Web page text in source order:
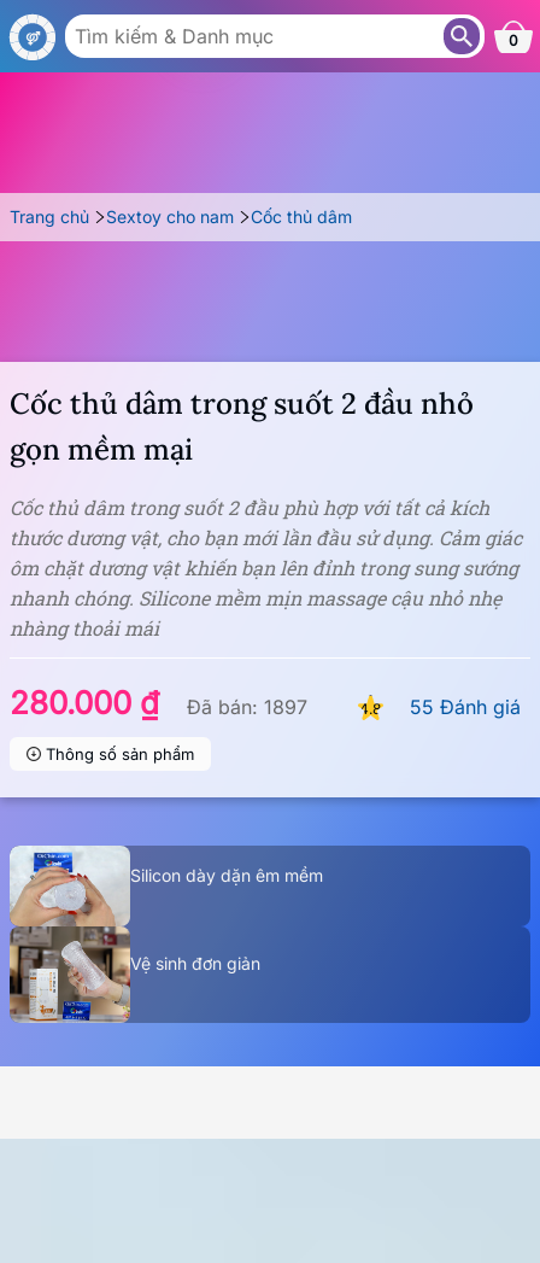
0
Trang chủ Sextoy cho nam Cốc thủ dâm
280.000 ₫ Đã bán: 1897 4.8 55 Đánh giá
Thông số sản phẩm
Cốc thủ dâm trong suốt 2 đầu nhỏ
gọn mềm mại
Cốc thủ dâm trong suốt 2 đầu phù hợp với tất cả kích
thước dương vật, cho bạn mới lần đầu sử dụng. Cảm giác
ôm chặt dương vật khiến bạn lên đỉnh trong sung sướng
nhanh chóng. Silicone mềm mịn massage cậu nhỏ nhẹ
nhàng thoải mái
Silicon dày dặn êm mềm
Vệ sinh đơn giản